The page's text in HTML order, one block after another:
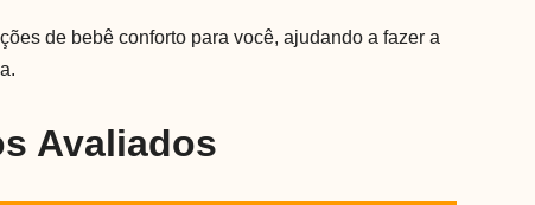
de bebê conforto para você, ajudando a fazer a
Avaliados